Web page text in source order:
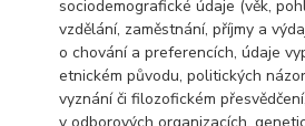
sociodemografické údaje (věk,
vzdělání, zaměstnání, příjmy a
o chování a preferencích, údaje
etnickém původu, politických
vyznání či filozofickém